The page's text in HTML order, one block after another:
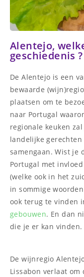
Alentejo,
geschiedenis ?
De Alentejo is een
bewaarde
plaatsen om te
naar Portugal
regionale keuken
landelijke
samengaan. Wist je
Portugal met
(welke ook in het
in sommige
ook terug te vinden
gebouwen. En dan
die je er kan vinden.
De wijnregio
Lissabon verlaat